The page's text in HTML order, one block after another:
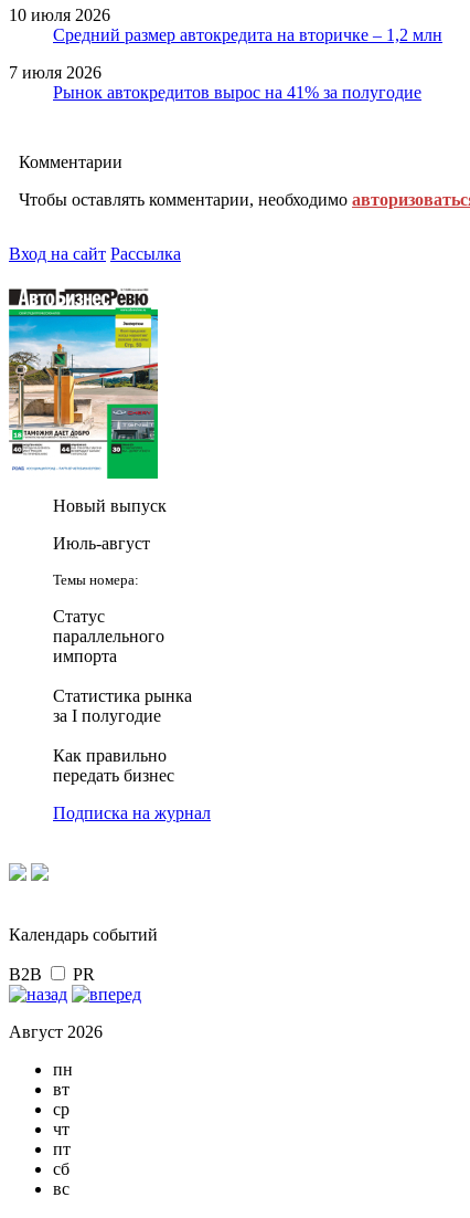
10 июля 2026
Средний размер автокредита на вторичке – 1,2 млн
7 июля 2026
Рынок автокредитов вырос на 41% за полугодие
Комментарии
Чтобы оставлять комментарии, необходимо
Вход на сайт Рассылка
Новый выпуск
Июль-август
Темы номера:
Статус
параллельного
импорта
Статистика рынка
за I полугодие
Как правильно
передать бизнес
Подписка на журнал
Календарь событий
B2B PR
Август 2026
пн
вт
ср
чт
пт
сб
вс